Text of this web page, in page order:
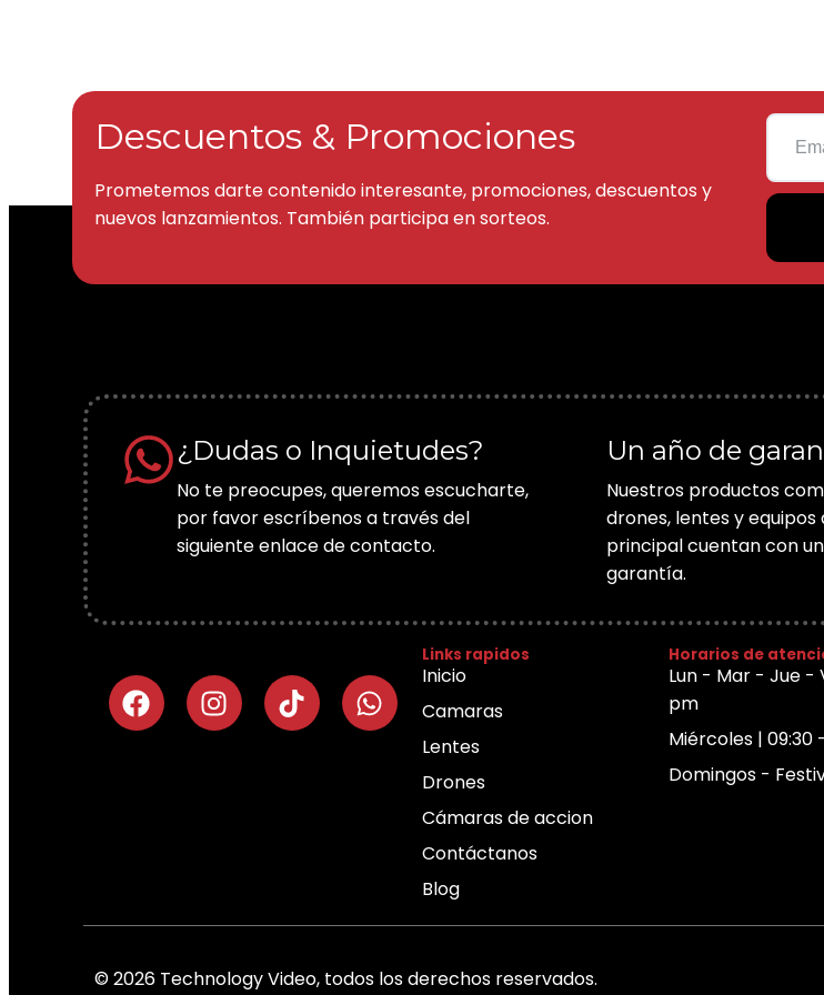
Descuentos & Promociones
Prometemos darte contenido interesante, promociones, descuentos y
nuevos lanzamientos. También participa en sorteos.
¿Dudas o Inquietudes?
No te preocupes, queremos escucharte,
por favor escríbenos a través del
siguiente enlace de contacto.
Un año de
Nuestros productos
drones, lentes y
principal cuentan con
garantía.
Links rapidos
Inicio
Camaras
Lentes
Drones
Cámaras de accion
Contáctanos
Blog
Horarios de
Lun - Mar - Jue -
pm
Miércoles | 09:30
Domingos -
© 2026 Technology Video, todos los derechos reservados.